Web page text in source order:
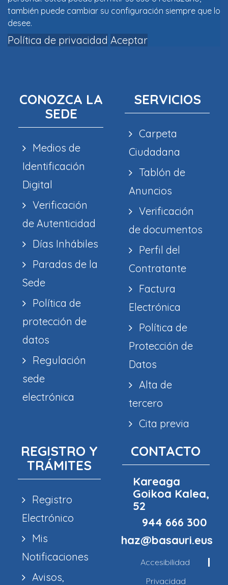
también puede cambiar su configuración siempre que lo
desee.
Política de privacidad Aceptar
CONOZCA LA
SEDE
Medios de
Identificación
Digital
Verificación
de Autenticidad
Días Inhábiles
Paradas de la
Sede
Política de
protección de
datos
Regulación
sede
electrónica
SERVICIOS
Carpeta
Ciudadana
Tablón de
Anuncios
Verificación
de documentos
Perfil del
Contratante
Factura
Electrónica
Política de
Protección de
Datos
Alta de
tercero
Cita previa
REGISTRO Y
TRÁMITES
Registro
Electrónico
Mis
Notificaciones
Avisos,
CONTACTO
Kareaga
Goikoa Kalea,
52
944 666 300
haz@basauri.eus
Accesibilidad
Privacidad